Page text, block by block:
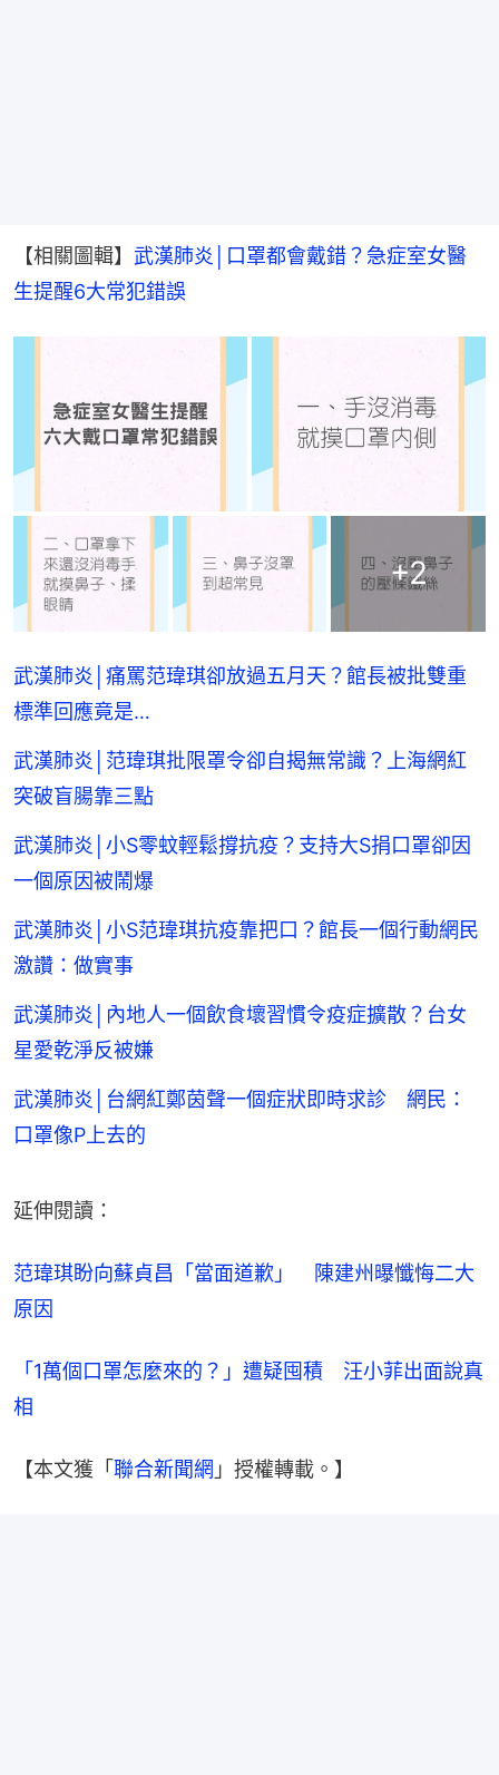
【相關圖輯】 武漢肺炎│口罩都會戴錯？急症室女醫
生提醒6大常犯錯誤
+2
武漢肺炎│痛罵范瑋琪卻放過五月天？館長被批雙重
標準回應竟是…
武漢肺炎│范瑋琪批限罩令卻自揭無常識？上海網紅
突破盲腸靠三點
武漢肺炎│小S零蚊輕鬆撐抗疫？支持大S捐口罩卻因
一個原因被鬧爆
武漢肺炎│小S范瑋琪抗疫靠把口？館長一個行動網民
激讚：做實事
武漢肺炎│內地人一個飲食壞習慣令疫症擴散？台女
星愛乾淨反被嫌
武漢肺炎│台網紅鄭茵聲一個症狀即時求診 網民：
口罩像P上去的
延伸閱讀：
范瑋琪盼向蘇貞昌「當面道歉」　陳建州曝懺悔二大
原因
「1萬個口罩怎麼來的？」遭疑囤積　汪小菲出面說真
相
【本文獲「 聯合新聞網 」授權轉載。】